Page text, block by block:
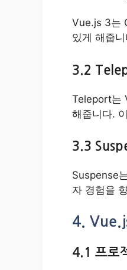
Vue.js 3는
있게 해줍
3.2
Teleport는
해줍니다.
3.3
Suspense
자 경험을
4.
4.1 프로